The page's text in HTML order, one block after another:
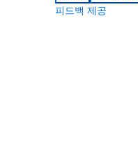
피드백 제공